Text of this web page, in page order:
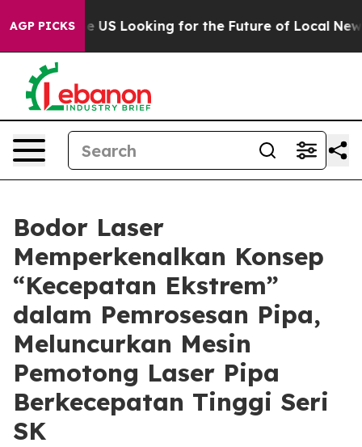
AGP PICKSthe US Looking for the Future of Local News.
Bodor Laser
Memperkenalkan Konsep
“Kecepatan Ekstrem”
dalam Pemrosesan Pipa,
Meluncurkan Mesin
Pemotong Laser Pipa
Berkecepatan Tinggi Seri
SK